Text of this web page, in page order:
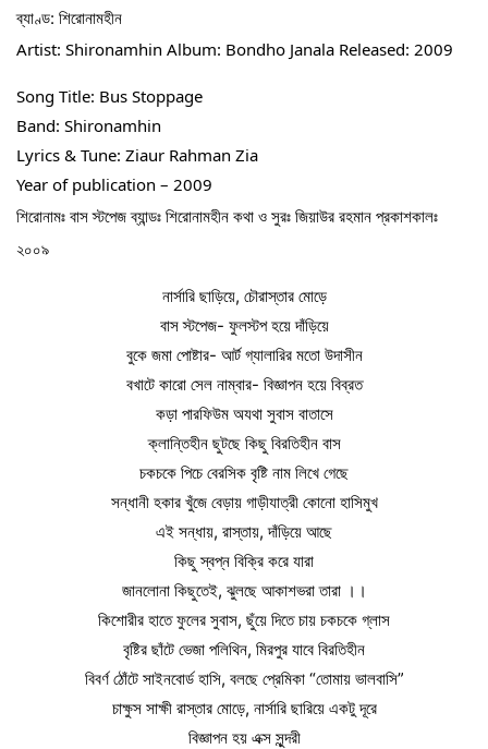
ব্যাণ্ড: শিরোনামহীন
Artist: Shironamhin Album: Bondho Janala Released: 2009
Song Title: Bus Stoppage
Band: Shironamhin
Lyrics & Tune: Ziaur Rahman Zia
Year of publication – 2009
শিরোনামঃ বাস স্টপেজ ব্যান্ডঃ শিরোনামহীন কথা ও সুরঃ জিয়াউর রহমান প্রকাশকালঃ
২০০৯
নার্সারি ছাড়িয়ে, চৌরাস্তার মোড়ে
বাস স্টপেজ- ফুলস্টপ হয়ে দাঁড়িয়ে
বুকে জমা পোষ্টার- আর্ট গ্যালারির মতো উদাসীন
বখাটে কারো সেল নাম্বার- বিজ্ঞাপন হয়ে বিব্রত
কড়া পারফিউম অযথা সুবাস বাতাসে
ক্লান্তিহীন ছুটছে কিছু বিরতিহীন বাস
চকচকে পিচে বেরসিক বৃষ্টি নাম লিখে গেছে
সন্ধানী হকার খুঁজে বেড়ায় গাড়ীযাত্রী কোনো হাসিমুখ
এই সন্ধায়, রাস্তায়, দাঁড়িয়ে আছে
কিছু স্বপ্ন বিক্রি করে যারা
জানলোনা কিছুতেই, ঝুলছে আকাশভরা তারা ।।
কিশোরীর হাতে ফুলের সুবাস, ছুঁয়ে দিতে চায় চকচকে গ্লাস
বৃষ্টির ছাঁটে ভেজা পলিথিন, মিরপুর যাবে বিরতিহীন
বিবর্ণ ঠোঁটে সাইনবোর্ড হাসি, বলছে প্রেমিকা “তোমায় ভালবাসি”
চাক্ষুস সাক্ষী রাস্তার মোড়ে, নার্সারি ছারিয়ে একটু দূরে
বিজ্ঞাপন হয় এক্স সুন্দরী